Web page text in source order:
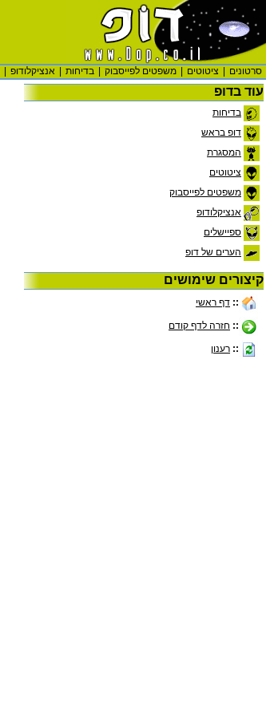
סרטונים ציטוטים משפטים לפייסבוק בדיחות אנציקלודופ
עוד בדופ
בדיחות
דופ בראש
המסגרת
ציטוטים
משפטים לפייסבוק
אנציקלודופ
ספיישלים
הערים של דופ
קיצורים שימושים
:: דף ראשי
:: חזרה לדף קודם
:: רענון